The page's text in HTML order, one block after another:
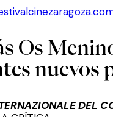
Os
nuevos
DEL